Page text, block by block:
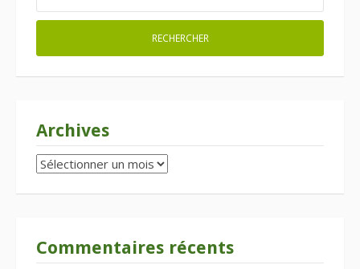
Archives
Archives
Commentaires récents